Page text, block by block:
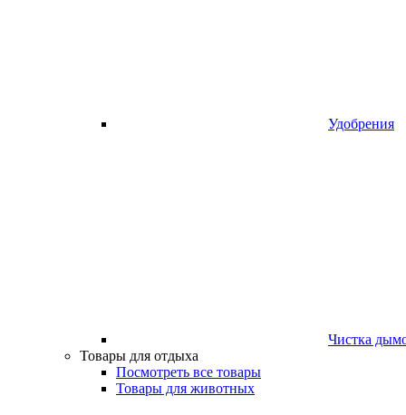
Удобрения
Чистка
Товары для отдыха
Посмотреть все товары
Товары для животных